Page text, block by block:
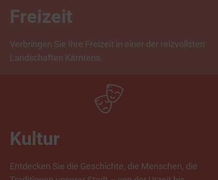
Freizeit
Verbringen Sie Ihre Freizeit in einer der reizvollsten
Landschaften Kärntens.
Kultur
Entdecken Sie die Geschichte, die Menschen, die